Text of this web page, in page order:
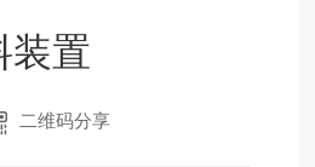
装置
二维码分享